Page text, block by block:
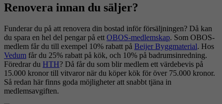
Renovera innan du säljer?
Funderar du på att renovera din bostad inför försäljningen? Då kan
du spara en hel del pengar på ett OBOS-medlemskap. Som OBOS-
medlem får du till exempel 10% rabatt på Beijer Byggmaterial. Hos
Vedum får du 25% rabatt på kök, och 10% på badrumsinredning.
Föredrar du HTH? Då får du som blir medlem ett värdebevis på
15.000 kronor till vitvaror när du köper kök för över 75.000 kronor.
Så redan här finns goda möjligheter att snabbt tjäna in
medlemsavgiften.